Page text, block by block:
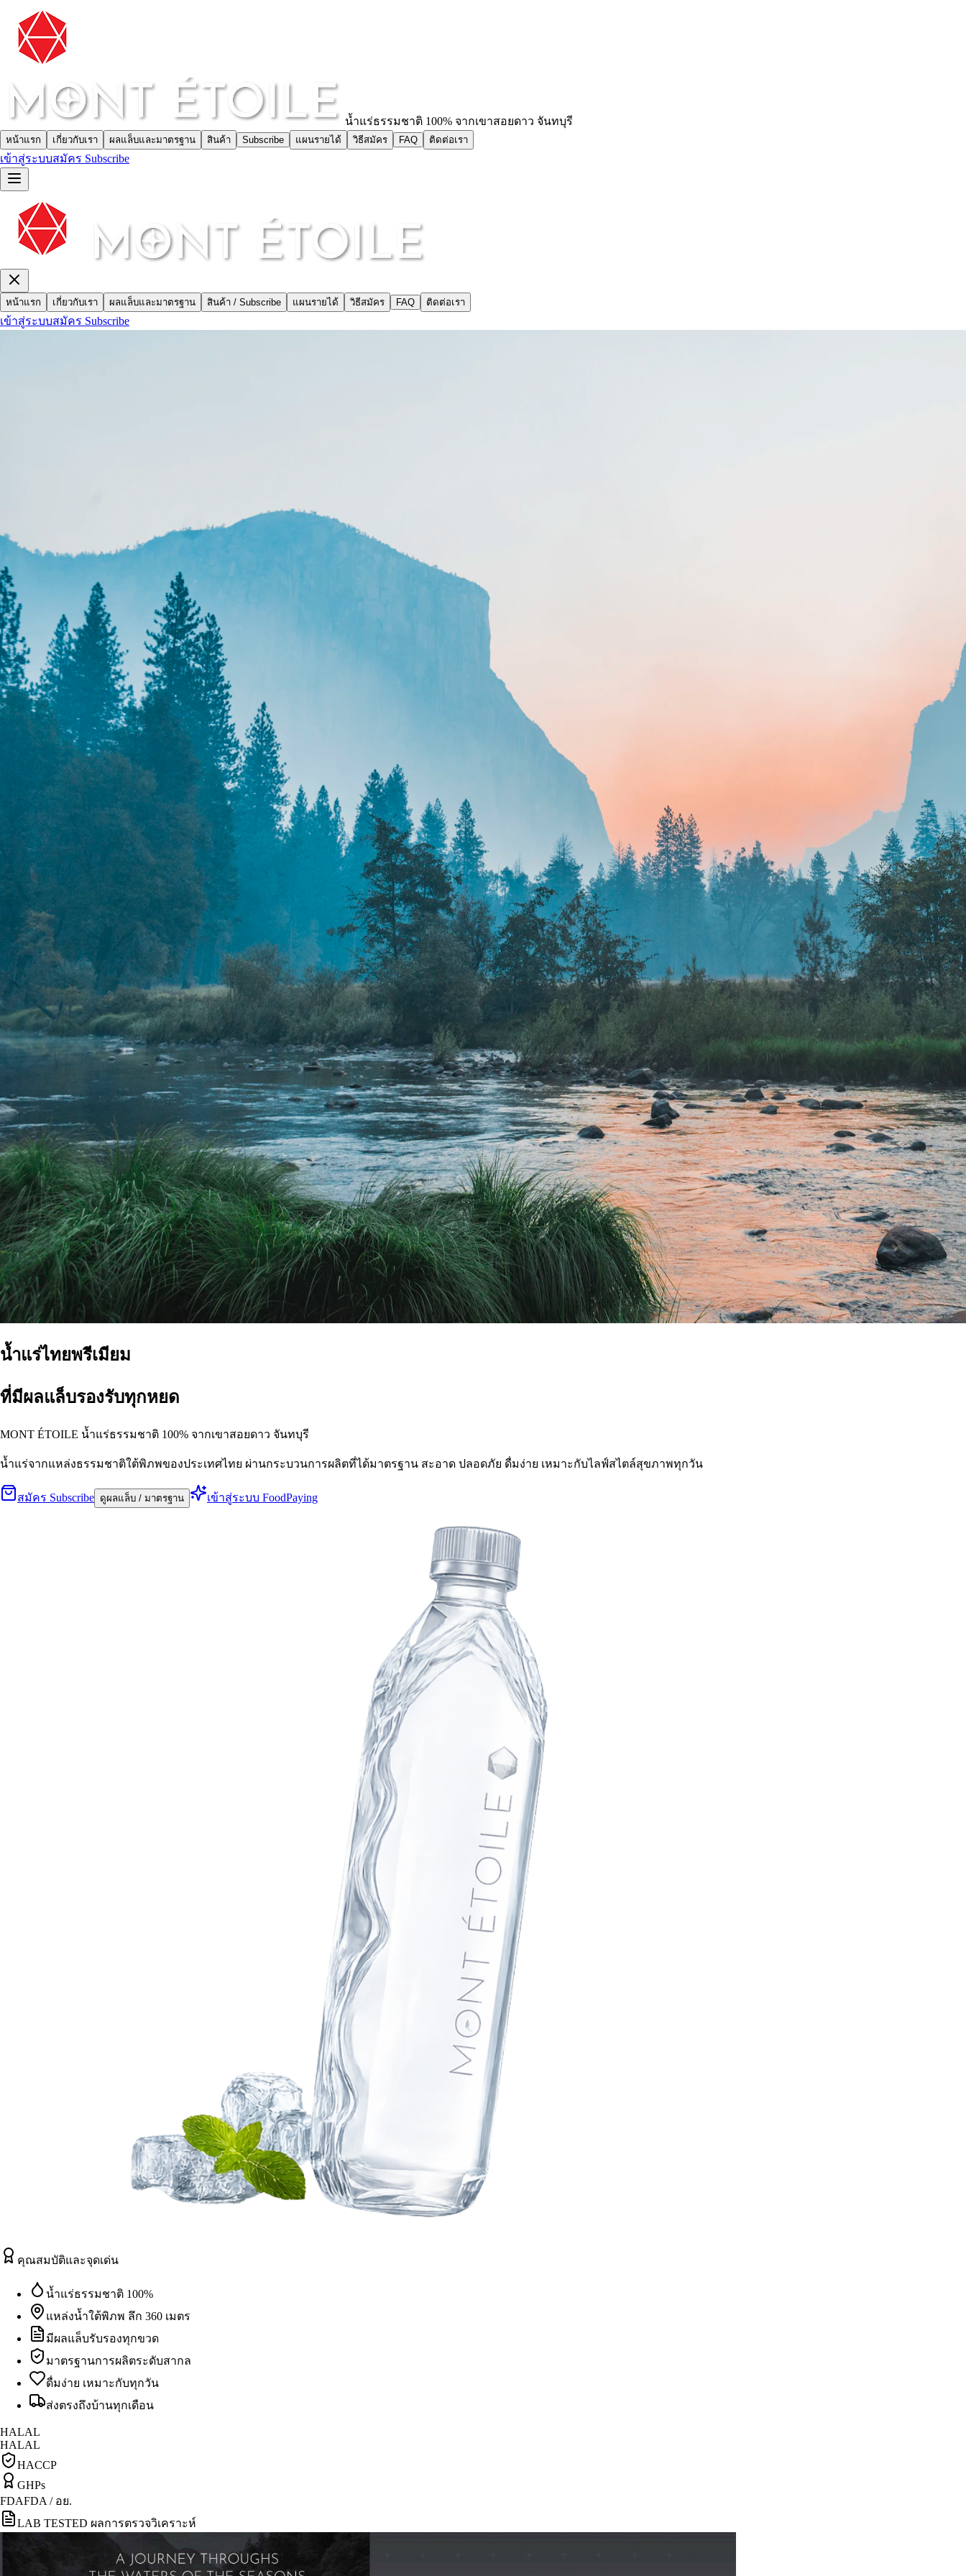
น้ำแร่ธรรมชาติ 100% จากเขาสอยดาว จันทบุรี
หน้าแรก เกี่ยวกับเรา ผลแล็บและมาตรฐาน สินค้า Subscribe แผนรายได้ วิธีสมัคร FAQ ติดต่อเรา
เข้าสู่ระบบสมัคร Subscribe
หน้าแรก เกี่ยวกับเรา ผลแล็บและมาตรฐาน สินค้า / Subscribe แผนรายได้ วิธีสมัคร FAQ ติดต่อเรา
เข้าสู่ระบบสมัคร Subscribe
น้ำแร่ไทยพรีเมียม
ที่มีผลแล็บรองรับทุกหยด
MONT ÉTOILE น้ำแร่ธรรมชาติ 100% จากเขาสอยดาว จันทบุรี
น้ำแร่จากแหล่งธรรมชาติใต้พิภพของประเทศไทย ผ่านกระบวนการผลิตที่ได้มาตรฐาน สะอาด ปลอดภัย ดื่มง่าย เหมาะกับไลฟ์สไตล์สุขภาพทุกวัน
สมัคร Subscribe ดูผลแล็บ / มาตรฐาน เข้าสู่ระบบ FoodPaying
คุณสมบัติและจุดเด่น
น้ำแร่ธรรมชาติ 100%
แหล่งน้ำใต้พิภพ ลึก 360 เมตร
มีผลแล็บรับรองทุกขวด
มาตรฐานการผลิตระดับสากล
ดื่มง่าย เหมาะกับทุกวัน
ส่งตรงถึงบ้านทุกเดือน
HALAL
HALAL
HACCP
GHPs
FDAFDA / อย.
LAB TESTED ผลการตรวจวิเคราะห์